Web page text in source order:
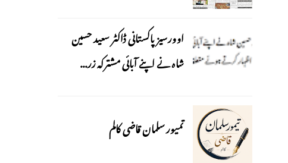
اوورسیز پاکستانی ڈاکٹر سعید حسین
شاہ نے اپنے آبائی مشترکہ زر...
تمیور سلمان قاضی کالم